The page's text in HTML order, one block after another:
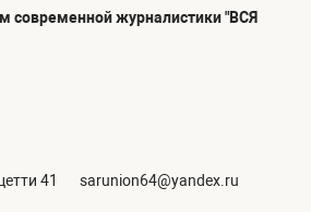
журналистики "ВСЯ
41 sarunion64@yandex.ru